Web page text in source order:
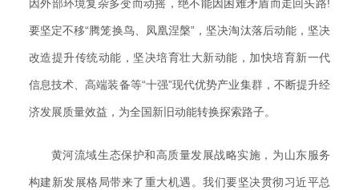
因外部环境复杂多变而动摇，绝不能因困难矛盾而走回头路!
要坚定不移“腾笼换鸟、凤凰涅槃”，坚决淘汰落后动能，坚决
改造提升传统动能，坚决培育壮大新动能，加快培育新一代
信息技术、高端装备等“十强”现代优势产业集群，不断提升经
济发展质量效益，为全国新旧动能转换探索路子。
黄河流域生态保护和高质量发展战略实施，为山东服务
构建新发展格局带来了重大机遇。我们要坚决贯彻习近平总